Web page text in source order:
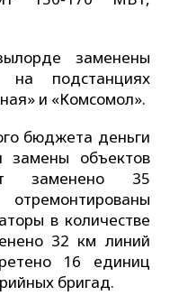
заменены
на подстанциях
и «Комсомол».
бюджета деньги
замены объектов
заменено 35
в количестве
32 км линий
16 единиц
бригад.